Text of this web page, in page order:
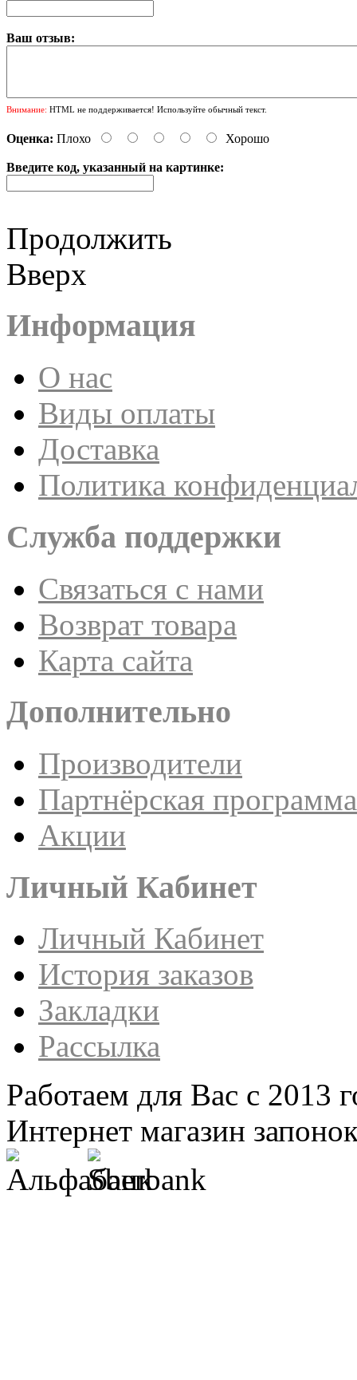
Ваш отзыв:
Внимание: HTML не поддерживается! Используйте обычный текст.
Оценка: Плохо Хорошо
Введите код, указанный на картинке:
Продолжить
Вверх
Информация
О нас
Виды оплаты
Доставка
Политика
Служба поддержки
Связаться с нами
Возврат товара
Карта сайта
Дополнительно
Производители
Партнёрская программа
Акции
Личный Кабинет
Личный Кабинет
История заказов
Закладки
Рассылка
Работаем для Вас с 2013
Интернет магазин